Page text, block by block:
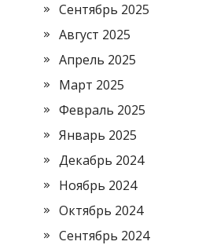
Сентябрь 2025
Август 2025
Апрель 2025
Март 2025
Февраль 2025
Январь 2025
Декабрь 2024
Ноябрь 2024
Октябрь 2024
Сентябрь 2024